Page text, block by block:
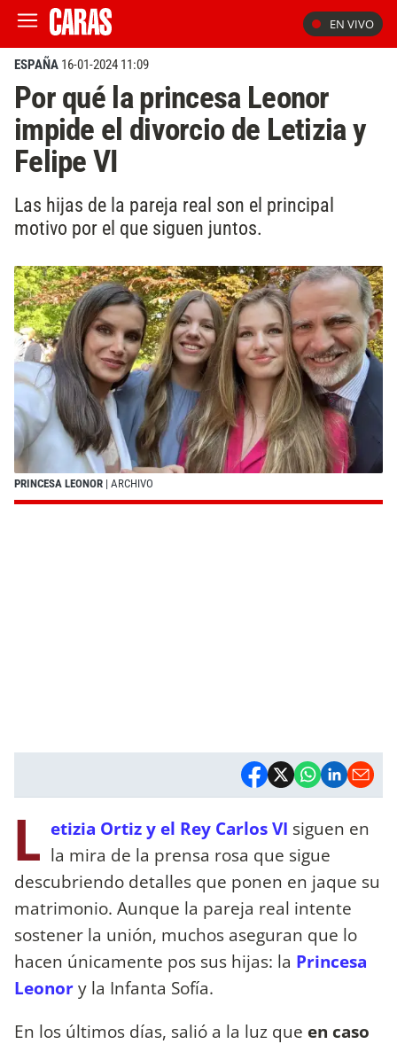
EN VIVO
ESPAÑA 16-01-2024 11:09
Por qué la princesa Leonor
impide el divorcio de Letizia y
Felipe VI
Las hijas de la pareja real son el principal
motivo por el que siguen juntos.
PRINCESA LEONOR | ARCHIVO
L etizia Ortiz y el Rey Carlos VI siguen en
la mira de la prensa rosa que sigue
descubriendo detalles que ponen en jaque su
matrimonio. Aunque la pareja real intente
sostener la unión, muchos aseguran que lo
hacen únicamente pos sus hijas: la Princesa
Leonory la Infanta Sofía.
En los últimos días, salió a la luz que en caso